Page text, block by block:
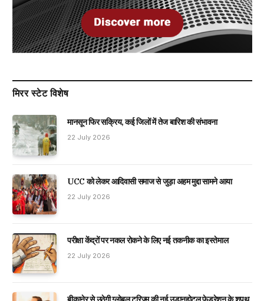
मिरर स्टेट विशेष
मानसून फिर सक्रिय, कई जिलों में तेज बारिश की संभावना
22 July 2026
UCC को लेकर आदिवासी समाज से जुड़ा अहम मुद्दा सामने आया
22 July 2026
परीक्षा केंद्रों पर नकल रोकने के लिए नई तकनीक का इस्तेमाल
22 July 2026